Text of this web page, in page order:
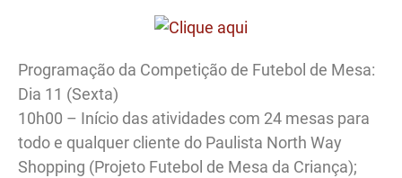
Programação da Competição de Futebol de Mesa:
Dia 11 (Sexta)
10h00 – Início das atividades com 24 mesas para
todo e qualquer cliente do Paulista North Way
Shopping (Projeto Futebol de Mesa da Criança);